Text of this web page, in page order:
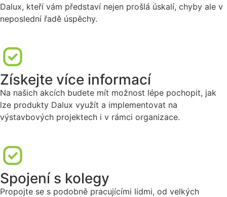
Dalux, kteří vám představí nejen prošlá úskalí, chyby ale v
neposlední řadě úspěchy.
Získejte více informací
Na našich akcích budete mít možnost lépe pochopit, jak
lze produkty Dalux využít a implementovat na
výstavbových projektech i v rámci organizace.
Spojení s kolegy
Propojte se s podobně pracujícími lidmi, od velkých